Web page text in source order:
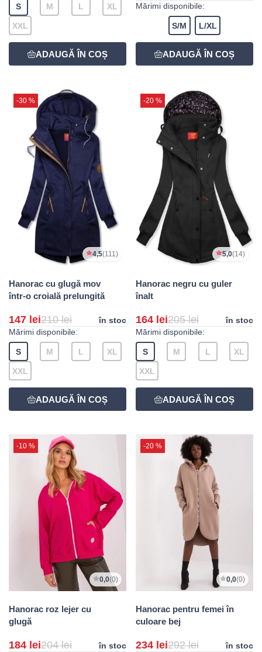
S M L XL
XXL
Mărimi disponibile:
S/M L/XL
-30 %
4,5(111)
Hanorac cu glugă mov
într-o croială prelungită
147 lei210 lei
în stoc
Mărimi disponibile:
S M L XL
XXL
-20 %
5,0(14)
Hanorac negru cu guler
înalt
164 lei205 lei
în stoc
Mărimi disponibile:
S M L XL
XXL
-10 %
0,0(0)
Hanorac roz lejer cu
glugă
184 lei204 lei în stoc
-20 %
0,0(0)
Hanorac pentru femei în
culoare bej
234 lei292 lei în stoc